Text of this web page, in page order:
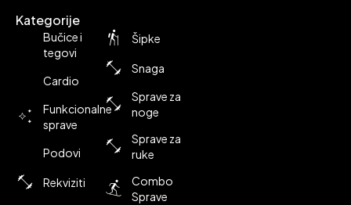
Kategorije
Bučice i
tegovi
Cardio
Funkcionalne
sprave
Podovi
Rekviziti
Šipke
Snaga
Sprave za
noge
Sprave za
ruke
Combo
Sprave